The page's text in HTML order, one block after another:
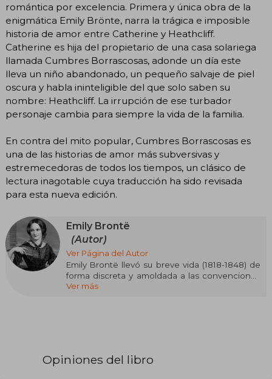
romántica por excelencia. Primera y única obra de la
enigmática Emily Brönte, narra la trágica e imposible
historia de amor entre Catherine y Heathcliff.
Catherine es hija del propietario de una casa solariega
llamada Cumbres Borrascosas, adonde un día este
lleva un niño abandonado, un pequeño salvaje de piel
oscura y habla ininteligible del que solo saben su
nombre: Heathcliff. La irrupción de ese turbador
personaje cambia para siempre la vida de la familia.
En contra del mito popular, Cumbres Borrascosas es
una de las historias de amor más subversivas y
estremecedoras de todos los tiempos, un clásico de
lectura inagotable cuya traducción ha sido revisada
para esta nueva edición.
Emily Brontë
(Autor)
Ver Página del Autor
Emily Brontë llevó su breve vida (1818-1848) de
forma discreta y amoldada a las convenciones
de su tiempo. Cumbres Borrascosas, su única y
Ver más
Opiniones del libro